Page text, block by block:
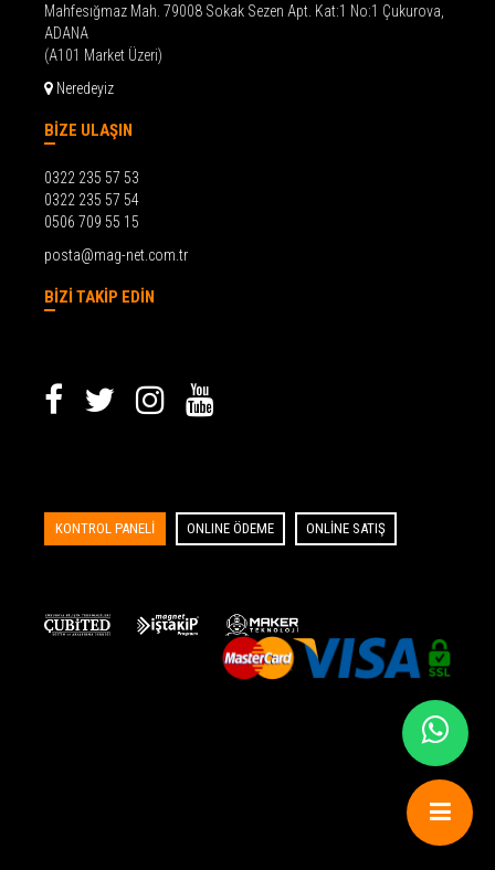
Mahfesığmaz Mah. 79008 Sokak Sezen Apt. Kat:1 No:1 Çukurova,
ADANA
(A101 Market Üzeri)
Neredeyiz
BİZE ULAŞIN
0322 235 57 53
0322 235 57 54
0506 709 55 15
posta@mag-net.com.tr
BİZİ TAKİP EDİN
KONTROL PANELİ ONLINE ÖDEME ONLİNE SATIŞ